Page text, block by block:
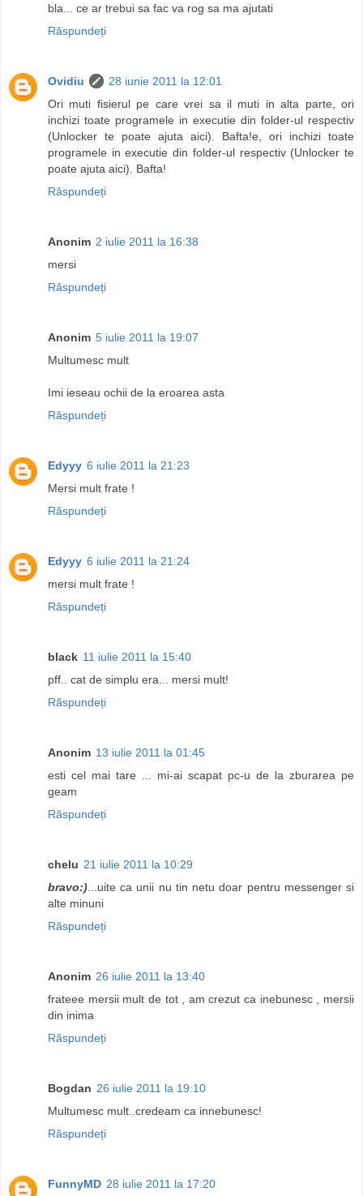
bla... ce ar trebui sa fac va rog sa ma ajutati
Răspundeți
Ovidiu
28 iunie 2011 la 12:01
Ori muti fisierul pe care vrei sa il muti in alta parte, ori
inchizi toate programele in executie din folder-ul respectiv
(Unlocker te poate ajuta aici). Bafta!e, ori inchizi toate
programele in executie din folder-ul respectiv (Unlocker te
poate ajuta aici). Bafta!
Răspundeți
Anonim 2 iulie 2011 la 16:38
mersi
Răspundeți
Anonim 5 iulie 2011 la 19:07
Multumesc mult
Imi ieseau ochii de la eroarea asta
Răspundeți
Edyyy 6 iulie 2011 la 21:23
Mersi mult frate !
Răspundeți
Edyyy 6 iulie 2011 la 21:24
mersi mult frate !
Răspundeți
black 11 iulie 2011 la 15:40
pff.. cat de simplu era... mersi mult!
Răspundeți
Anonim 13 iulie 2011 la 01:45
esti cel mai tare ... mi-ai scapat pc-u de la zburarea pe
geam
Răspundeți
chelu 21 iulie 2011 la 10:29
bravo:)...uite ca unii nu tin netu doar pentru messenger si
alte minuni
Răspundeți
Anonim 26 iulie 2011 la 13:40
frateee mersii mult de tot , am crezut ca inebunesc , mersii
din inima
Răspundeți
Bogdan 26 iulie 2011 la 19:10
Multumesc mult..credeam ca innebunesc!
Răspundeți
FunnyMD 28 iulie 2011 la 17:20